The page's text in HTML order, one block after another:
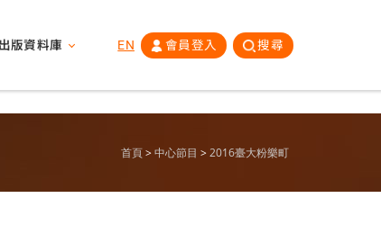
出版資料庫 EN 會員登入 搜尋
首頁 中心節目 2016臺大粉樂町